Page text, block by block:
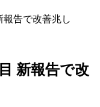
告で改善兆し
新報告で改